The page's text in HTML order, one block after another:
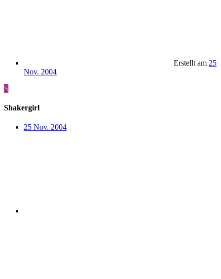
Erstellt am 25
Nov. 2004
S
Shakergirl
25 Nov. 2004